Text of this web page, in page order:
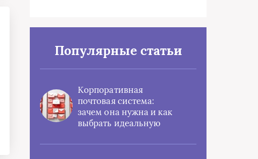
Популярные статьи
Корпоративная
почтовая система:
зачем она нужна и как
выбрать идеальную